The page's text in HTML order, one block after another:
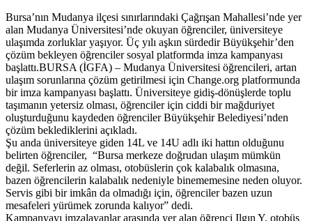
Bursa’nın Mudanya ilçesi sınırlarındaki Çağrışan Mahallesi’nde yer
alan Mudanya Üniversitesi’nde okuyan öğrenciler, üniversiteye
ulaşımda zorluklar yaşıyor. Üç yılı aşkın sürdedir Büyükşehir’den
çözüm bekleyen öğrenciler sosyal platformda imza kampanyası
başlattı.BURSA (İGFA) – Mudanya Üniversitesi öğrencileri, artan
ulaşım sorunlarına çözüm getirilmesi için Change.org platformunda
bir imza kampanyası başlattı. Üniversiteye gidiş-dönüşlerde toplu
taşımanın yetersiz olması, öğrenciler için ciddi bir mağduriyet
oluşturduğunu kaydeden öğrenciler Büyükşehir Belediyesi’nden
çözüm beklediklerini açıkladı.
Şu anda üniversiteye giden 14L ve 14U adlı iki hattın olduğunu
belirten öğrenciler, “Bursa merkeze doğrudan ulaşım mümkün
değil. Seferlerin az olması, otobüslerin çok kalabalık olmasına,
bazen öğrencilerin kalabalık nedeniyle binememesine neden oluyor.
Servis gibi bir imkân da olmadığı için, öğrenciler bazen uzun
mesafeleri yürümek zorunda kalıyor” dedi.
Kampanyayı imzalayanlar arasında yer alan öğrenci Ilgın Y. otobüs